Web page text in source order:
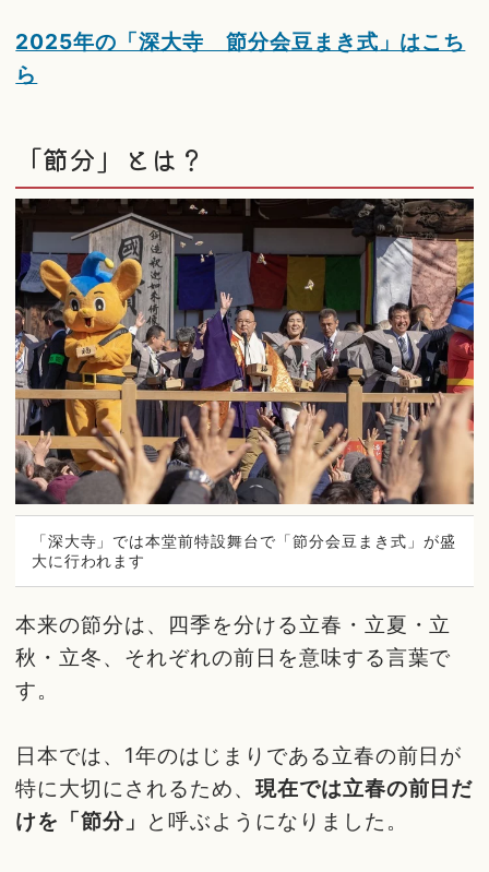
2025年の「深大寺 節分会豆まき式」はこち
ら
「節分」とは？
「深大寺」では本堂前特設舞台で「節分会豆まき式」が盛
大に行われます
本来の節分は、四季を分ける立春・立夏・立
秋・立冬、それぞれの前日を意味する言葉で
す。
日本では、1年のはじまりである立春の前日が
特に大切にされるため、 現在では立春の前日だ
けを「節分」 と呼ぶようになりました。